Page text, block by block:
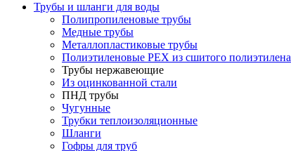
Трубы и шланги для воды
Полипропиленовые трубы
Медные трубы
Металлопластиковые трубы
Полиэтиленовые PEX из сшитого полиэтилена
Трубы нержавеющие
Из оцинкованной стали
ПНД трубы
Чугунные
Трубки теплоизоляционные
Шланги
Гофры для труб